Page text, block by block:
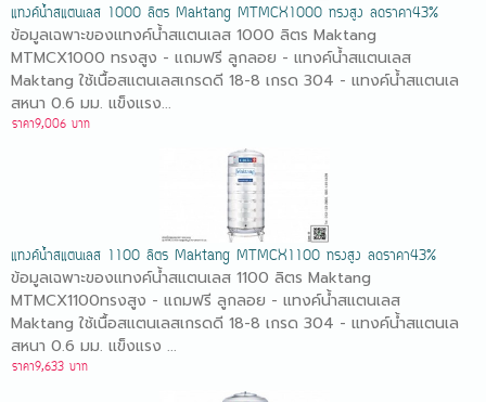
แทงค์น้ำสแตนเลส 1000 ลิตร Maktang MTMCX1000 ทรงสูง ลดราคา43%
ข้อมูลเฉพาะของแทงค์น้ำสแตนเลส 1000 ลิตร Maktang
MTMCX1000 ทรงสูง - แถมฟรี ลูกลอย - แทงค์น้ำสแตนเลส
Maktang ใช้เนื้อสแตนเลสเกรดดี 18-8 เกรด 304 - แทงค์น้ำสแตนเล
สหนา 0.6 มม. แข็งแรง...
ราคา9,006 บาท
แทงค์น้ำสแตนเลส 1100 ลิตร Maktang MTMCX1100 ทรงสูง ลดราคา43%
ข้อมูลเฉพาะของแทงค์น้ำสแตนเลส 1100 ลิตร Maktang
MTMCX1100ทรงสูง - แถมฟรี ลูกลอย - แทงค์น้ำสแตนเลส
Maktang ใช้เนื้อสแตนเลสเกรดดี 18-8 เกรด 304 - แทงค์น้ำสแตนเล
สหนา 0.6 มม. แข็งแรง ...
ราคา9,633 บาท